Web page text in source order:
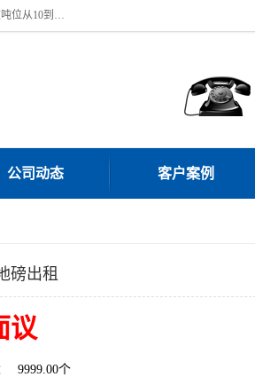
本公司常年出售回收二手地磅，回收出售二手地磅。 近期本公司回收大量二手地磅，型号齐全，宽度从2米到3.5米，长度5米到25米，承重吨位从10到200吨，成色7—9成新。 ? 使用年限6个月至2年，产品来源于个人闲置品，工矿企业停用品，因小换大而来。 精准度和新的一样， 二手地磅是内行人的选择，打个电话就省钱朋友您好等什么
公司动态 客户案例
磅出租
议
9999.00个